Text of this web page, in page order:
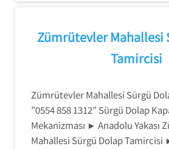
Zümrütevler Mahallesi
Tamircisi
Zümrütevler Mahallesi Sürgü
”0554 858 1312” Sürgü Dolap
Mekanizması ► Anadolu Yakası
Mahallesi Sürgü Dolap Tamircisi